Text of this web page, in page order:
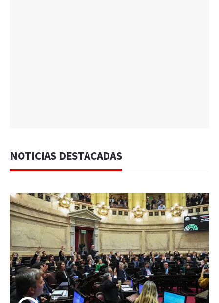
NOTICIAS DESTACADAS